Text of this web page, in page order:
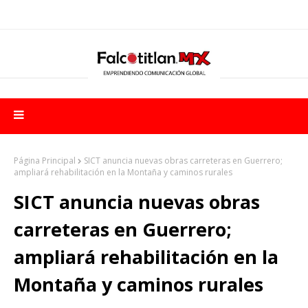
Página Principal
SICT anuncia nuevas obras carreteras en Guerrero;
ampliará rehabilitación en la Montaña y caminos rurales
SICT anuncia nuevas obras
carreteras en Guerrero;
ampliará rehabilitación en la
Montaña y caminos rurales